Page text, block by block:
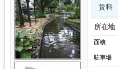
賃料
所在地
面積
駐車場